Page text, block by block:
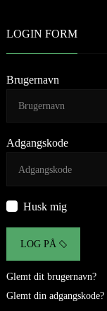
LOGIN FORM
Brugernavn
Adgangskode
Husk mig
LOG PÅ
Glemt dit brugernavn?
Glemt din adgangskode?